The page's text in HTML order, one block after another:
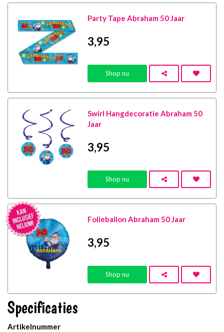
Party Tape Abraham 50 Jaar
3,95
Shop nu
Swirl Hangdecoratie Abraham 50
Jaar
3,95
Shop nu
Folieballon Abraham 50 Jaar
3,95
Shop nu
Specificaties
Artikelnummer